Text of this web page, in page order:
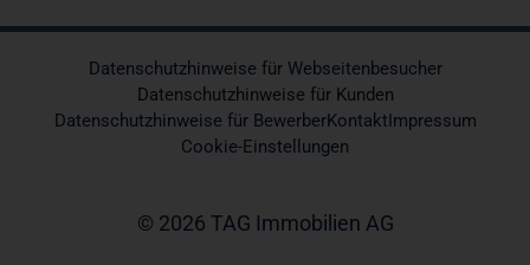
Datenschutzhinweise für Webseitenbesucher
Datenschutzhinweise für Kunden
Datenschutzhinweise für BewerberKontaktImpressum
Cookie-Einstellungen
© 2026 TAG Immobilien AG